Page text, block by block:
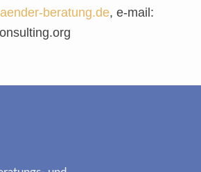
beratung.de, e-mail: